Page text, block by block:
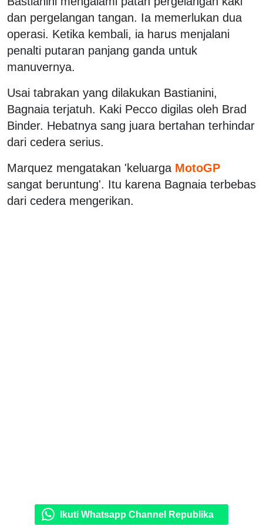
dan pergelangan tangan. Ia memerlukan dua
operasi. Ketika kembali, ia harus menjalani
penalti putaran panjang ganda untuk
manuvernya.
Usai tabrakan yang dilakukan Bastianini,
Bagnaia terjatuh. Kaki Pecco digilas oleh Brad
Binder. Hebatnya sang juara bertahan terhindar
dari cedera serius.
Marquez mengatakan 'keluarga MotoGP
sangat beruntung'. Itu karena Bagnaia terbebas
dari cedera mengerikan.
Ikuti Whatsapp Channel Republika